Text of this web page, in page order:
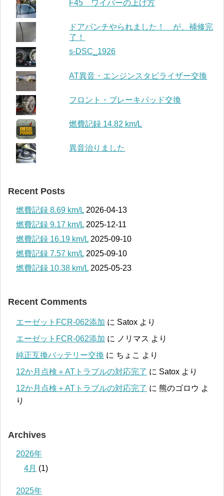
F45 ワイパーの上げ方
ドアパンチやられました！ が、補修完
了！
s-DSC_1926
AT異音・エンジンスタビライザー交換
フロント・ブレーキパッド交換
燃費記録 14.82 km/L
異音治りました
Recent Posts
燃費記録 8.69 km/L 2026-04-13
燃費記録 9.17 km/L 2025-12-11
燃費記録 16.19 km/L 2025-09-10
燃費記録 7.57 km/L 2025-09-10
燃費記録 10.38 km/L 2025-05-23
Recent Comments
エーゼットFCR-062添加 に Satox より
エーゼットFCR-062添加 に ノリマス より
純正互換バッテリー交換 に ちょこ より
12か月点検＋ATトラブルの対応完了 に Satox より
12か月点検＋ATトラブルの対応完了 に 熊のゴロウ よ
り
Archives
2026年
4月 (1)
2025年